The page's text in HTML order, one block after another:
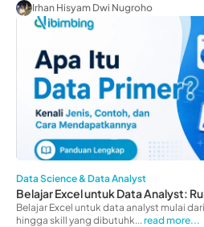
Irhan Hisyam Dwi Nugroho
Data Science & Data Analyst
Belajar Excel untuk Data Analyst:
Belajar Excel untuk data analyst mulai
hingga skill yang dibutuhk... read more...